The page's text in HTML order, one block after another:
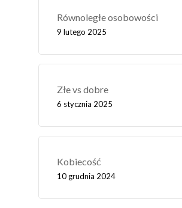
Równoległe osobowości
9 lutego 2025
Złe vs dobre
6 stycznia 2025
Kobiecość
10 grudnia 2024